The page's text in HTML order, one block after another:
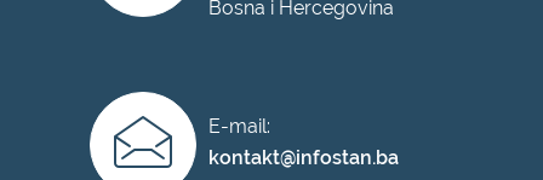
Bosna i Hercegovina
E-mail:
kontakt@infostan.ba